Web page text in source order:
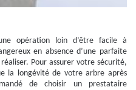
opération loin d’être facile à
en absence d’une parfaite
Pour assurer votre sécurité,
la longévité de votre arbre après
de choisir un prestataire